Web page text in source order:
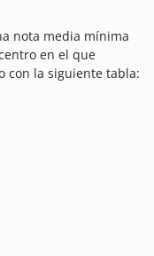
nota media mínima
en el que
con la siguiente tabla: